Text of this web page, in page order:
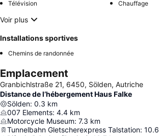
Télévision
Chauffage
Voir plus
Installations sportives
Chemins de randonnée
Emplacement
Granbichlstraße 21, 6450, Sölden, Autriche
Distance de l’hébergement Haus Falke
Sölden: 0.3 km
007 Elements: 4.4 km
Motorcycle Museum: 7.3 km
Tunnelbahn Gletscherexpress Talstation: 10.6